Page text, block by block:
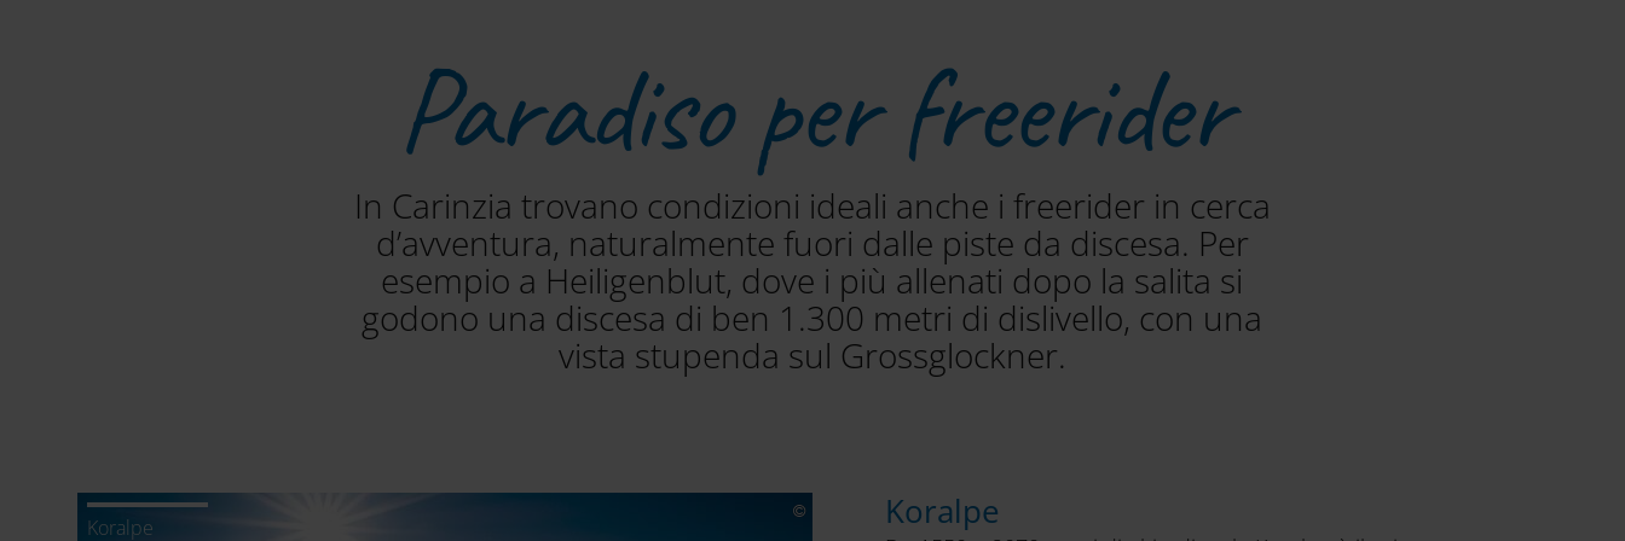
Paradiso per freerider
In Carinzia trovano condizioni ideali anche i freerider in cerca
d’avventura, naturalmente fuori dalle piste da discesa. Per
esempio a Heiligenblut, dove i più allenati dopo la salita si
godono una discesa di ben 1.300 metri di dislivello, con una
vista stupenda sul Grossglockner.
Koralpe Koralpe